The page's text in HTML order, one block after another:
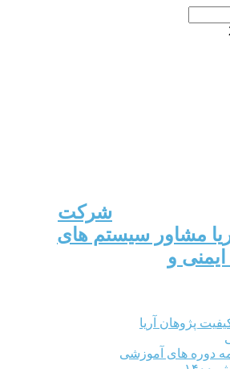
شرکت
مشاور سیستم های
و
پژوهان آریا
دوره های آموزشی